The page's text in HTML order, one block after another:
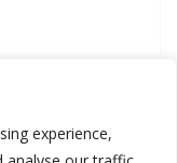
experience,